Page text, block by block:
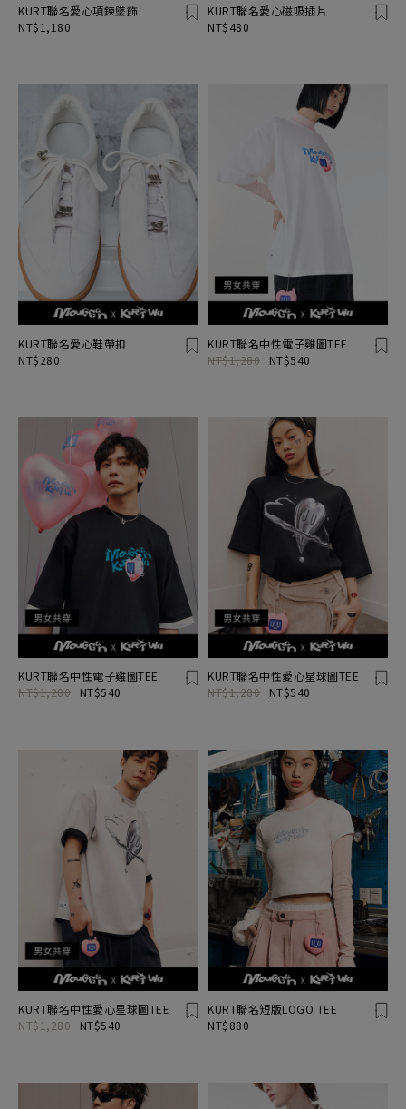
KURT聯名愛心項鍊墜飾
NT$1,180
KURT聯名愛心磁吸插片
NT$480
KURT聯名愛心鞋帶扣
NT$280
KURT聯名中性電子雞圖TEE
NT$1,280
NT$540
KURT聯名中性電子雞圖TEE
NT$1,280
NT$540
KURT聯名中性愛心星球圖TEE
NT$1,280
NT$540
KURT聯名中性愛心星球圖TEE
NT$1,280
NT$540
KURT聯名短版LOGO TEE
NT$880